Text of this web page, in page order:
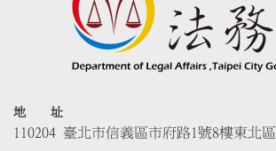
地 址
110204 臺北市信義區市府路1號8樓東北區